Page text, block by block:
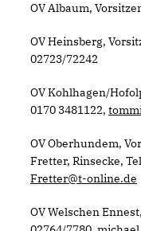
OV Albaum,
OV Heinsberg,
02723/72242
OV Kohlhagen/
0170 3481122,
OV Oberhundem,
Fretter, Rinsecke,
Fretter@t-online.de
OV Welschen